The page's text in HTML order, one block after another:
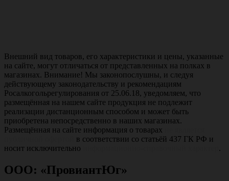
Внешний вид товаров, его характеристики и цены, указанные
на сайте, могут отличаться от представленных на полках в
магазинах. Внимание! Мы законопослушны, и следуя
действующему законодательству и рекомендациям
Росалкогольрегулирования от 25.06.18, уведомляем, что
размещённая на нашем сайте продукция не подлежит
реализации дистанционным способом и может быть
приобретена непосредственно в наших магазинах.
Размещённая на сайте информация о товарах
в соответствии со статьёй 437 ГК РФ и
носит исключительно
.
ООО: «ПровиантЮг»